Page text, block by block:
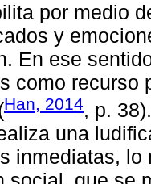
por medio
y
En ese
como recurso
Han, 2014, p.
una
inmediatas,